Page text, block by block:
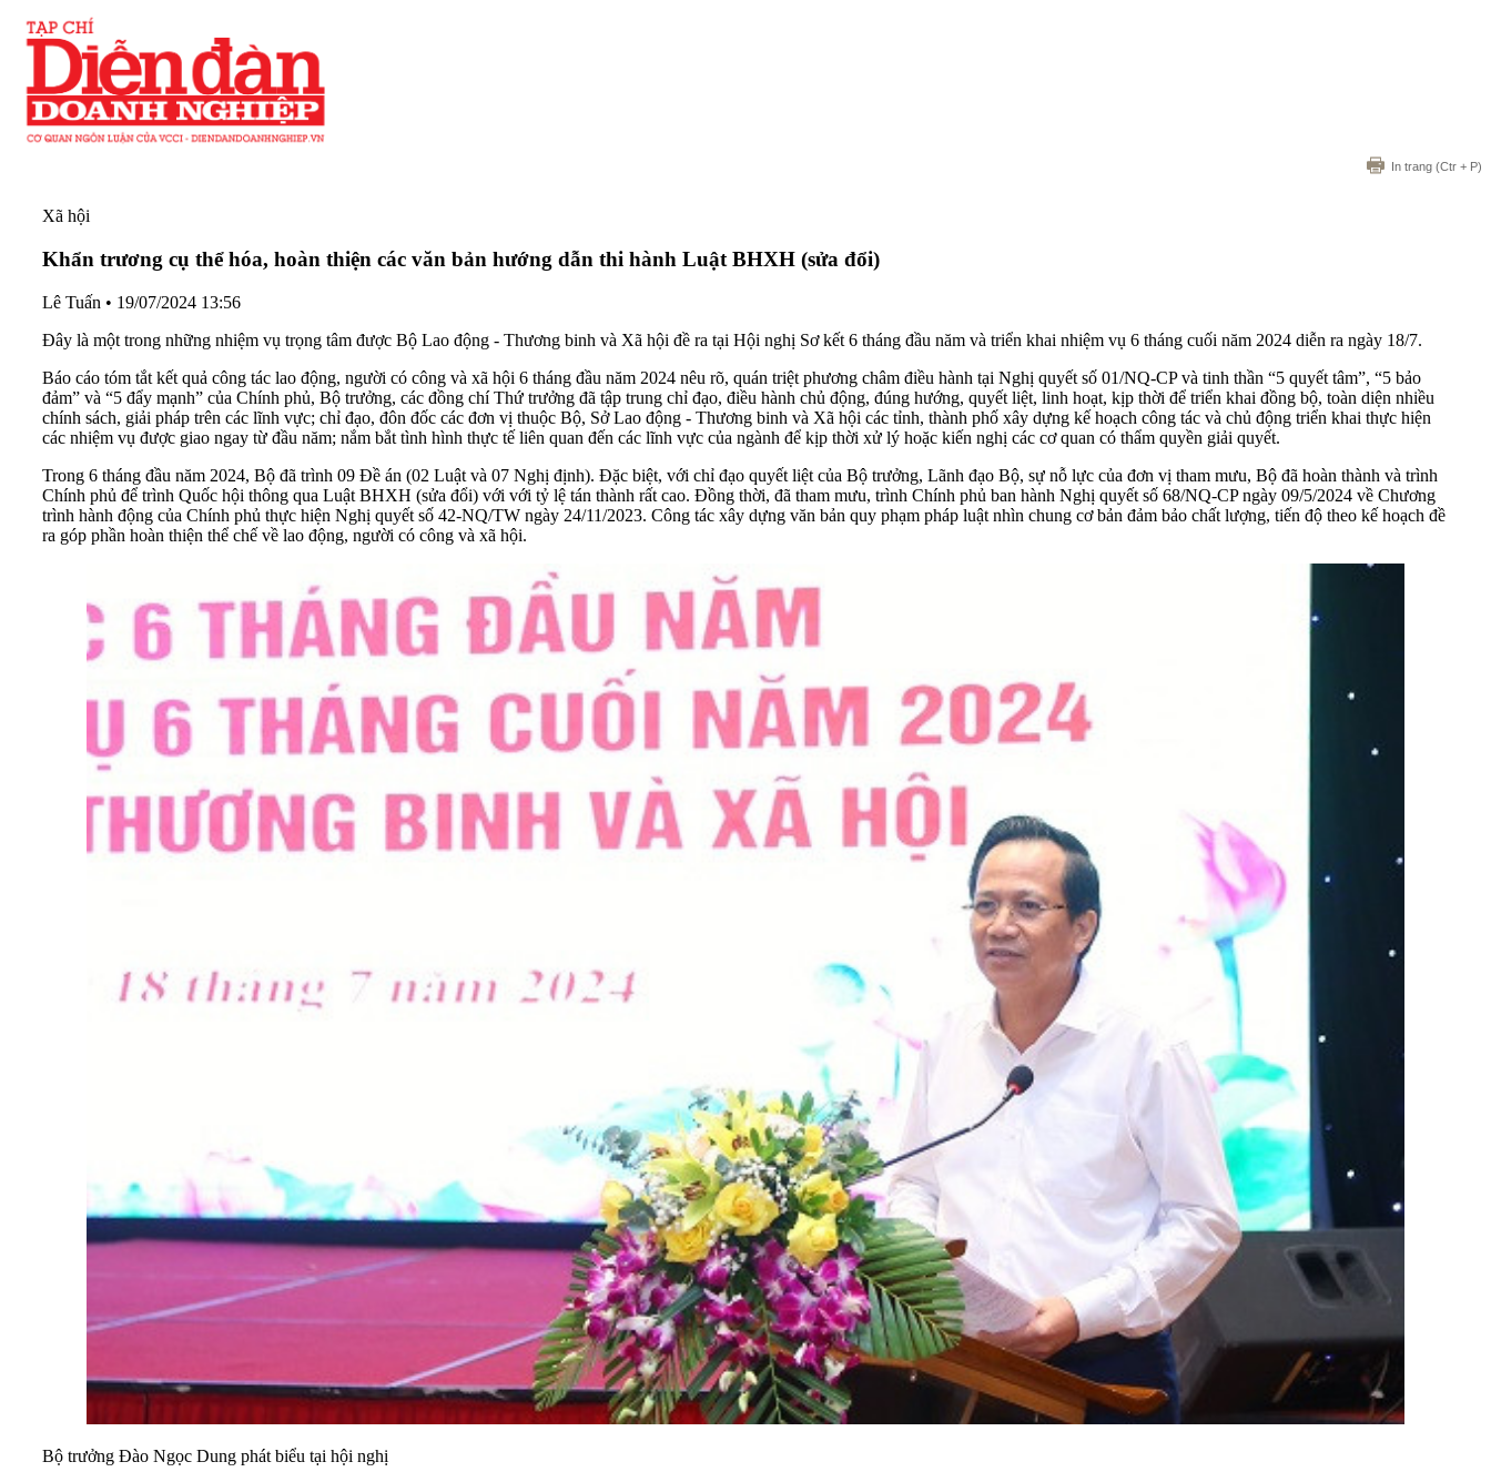
In trang (Ctr + P)
Xã hội
Khẩn trương cụ thể hóa, hoàn thiện các văn bản hướng dẫn thi hành Luật BHXH (sửa đổi)
Lê Tuấn • 19/07/2024 13:56
Đây là một trong những nhiệm vụ trọng tâm được Bộ Lao động - Thương binh và Xã hội đề ra tại Hội nghị Sơ kết 6 tháng đầu năm và triển khai nhiệm vụ 6 tháng cuối năm 2024 diễn ra ngày 18/7.
Báo cáo tóm tắt kết quả công tác lao động, người có công và xã hội 6 tháng đầu năm 2024 nêu rõ, quán triệt phương châm điều hành tại Nghị quyết số 01/NQ-CP và tinh thần “5 quyết tâm”, “5 bảo
đảm” và “5 đẩy mạnh” của Chính phủ, Bộ trưởng, các đồng chí Thứ trưởng đã tập trung chỉ đạo, điều hành chủ động, đúng hướng, quyết liệt, linh hoạt, kịp thời để triển khai đồng bộ, toàn diện nhiều
chính sách, giải pháp trên các lĩnh vực; chỉ đạo, đôn đốc các đơn vị thuộc Bộ, Sở Lao động - Thương binh và Xã hội các tỉnh, thành phố xây dựng kế hoạch công tác và chủ động triển khai thực hiện
các nhiệm vụ được giao ngay từ đầu năm; nắm bắt tình hình thực tế liên quan đến các lĩnh vực của ngành để kịp thời xử lý hoặc kiến nghị các cơ quan có thẩm quyền giải quyết.
Trong 6 tháng đầu năm 2024, Bộ đã trình 09 Đề án (02 Luật và 07 Nghị định). Đặc biệt, với chỉ đạo quyết liệt của Bộ trưởng, Lãnh đạo Bộ, sự nỗ lực của đơn vị tham mưu, Bộ đã hoàn thành và trình
Chính phủ để trình Quốc hội thông qua Luật BHXH (sửa đổi) với với tỷ lệ tán thành rất cao. Đồng thời, đã tham mưu, trình Chính phủ ban hành Nghị quyết số 68/NQ-CP ngày 09/5/2024 về Chương
trình hành động của Chính phủ thực hiện Nghị quyết số 42-NQ/TW ngày 24/11/2023. Công tác xây dựng văn bản quy phạm pháp luật nhìn chung cơ bản đảm bảo chất lượng, tiến độ theo kế hoạch đề
ra góp phần hoàn thiện thể chế về lao động, người có công và xã hội.
Bộ trưởng Đào Ngọc Dung phát biểu tại hội nghị